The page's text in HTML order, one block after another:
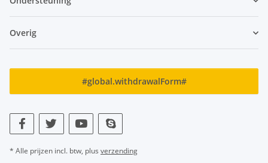
Overig
#global.withdrawalForm#
* Alle prijzen incl. btw, plus verzending